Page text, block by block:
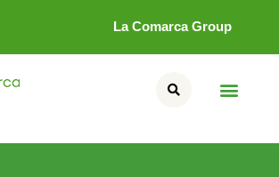
La Comarca Group